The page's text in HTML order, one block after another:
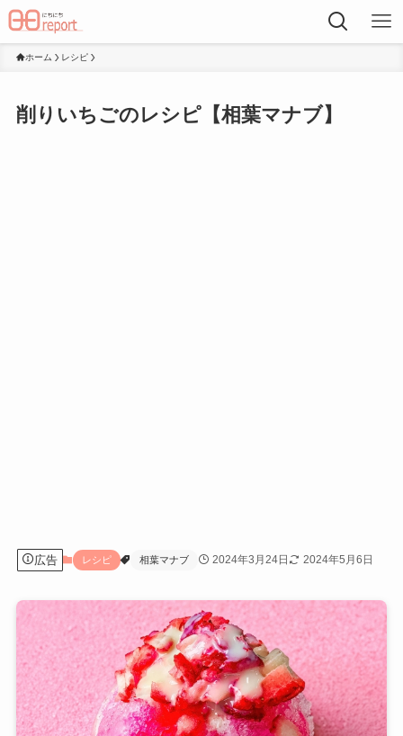
ホーム レシピ
削りいちごのレシピ【相葉マナブ】
広告 レシピ 相葉マナブ 2024年3月24日 2024年5月6日